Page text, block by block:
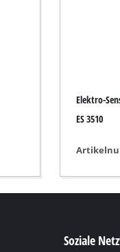
Elektro-
ES 3510
Soziale